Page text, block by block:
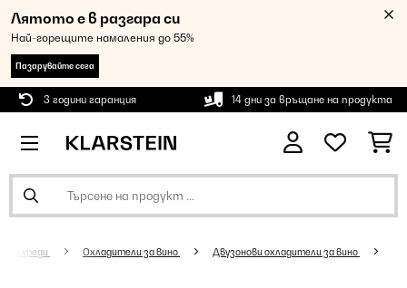
Лятото е в разгара си
Най-горещите намаления до 55%
Пазарувайте сега
3 години гаранция 14 дни за връщане на продукта
уреди Oхладители за вино Двузонови охладители за вино